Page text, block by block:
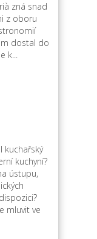
zná snad
z oboru
dostal do
k...
kuchařský
kuchyní?
ústupu,
mluvit ve